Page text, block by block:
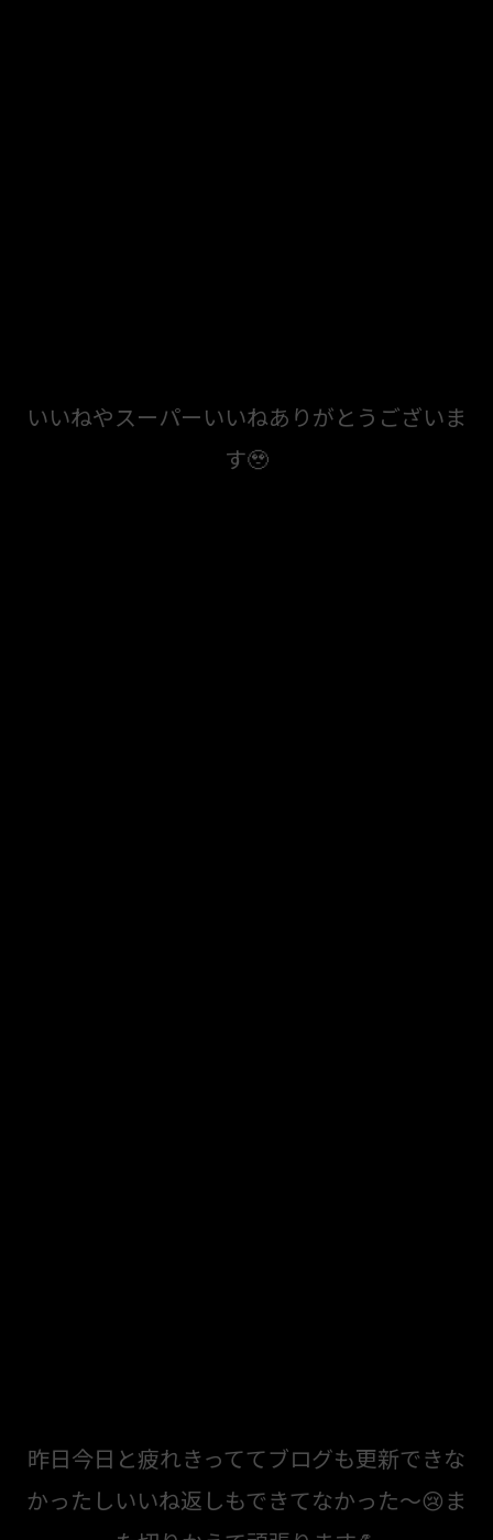
いいねやスーパーいいねありがとうございま
す🥹
昨日今日と疲れきっててブログも更新できな
かったしいいね返しもできてなかった～😢ま